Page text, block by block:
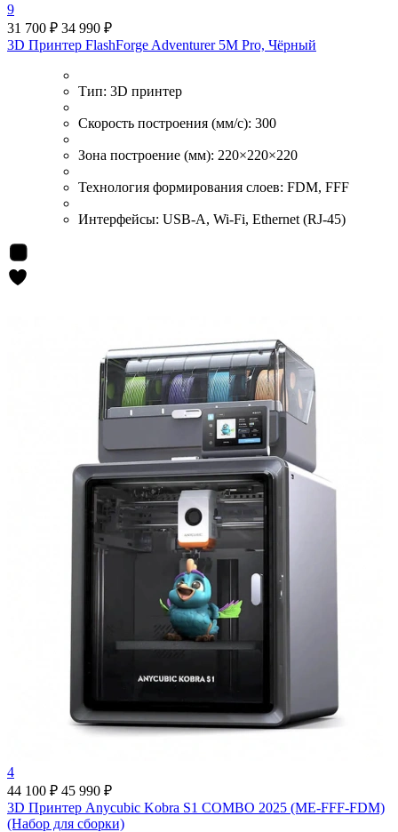
9
31 700 ₽ 34 990 ₽
3D Принтер FlashForge Adventurer 5M Pro, Чёрный
Тип: 3D принтер
Скорость построения (мм/с): 300
Зона построение (мм): 220×220×220
Технология формирования слоев: FDM, FFF
Интерфейсы: USB-A, Wi-Fi, Ethernet (RJ-45)
4
44 100 ₽ 45 990 ₽
3D Принтер Anycubic Kobra S1 COMBO 2025 (ME-FFF-FDM)
(Набор для сборки)